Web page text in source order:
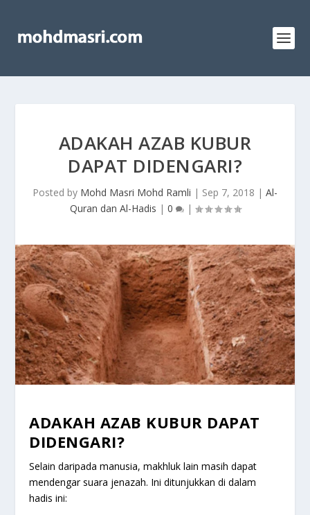
ADAKAH AZAB KUBUR
DAPAT DIDENGARI?
Posted by Mohd Masri Mohd Ramli | Sep 7, 2018 | Al-
Quran dan Al-Hadis | 0 |
ADAKAH AZAB KUBUR DAPAT
DIDENGARI?
Selain daripada manusia, makhluk lain masih dapat
mendengar suara jenazah. Ini ditunjukkan di dalam
hadis ini: